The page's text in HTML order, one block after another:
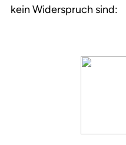
kein Widerspruch sind: